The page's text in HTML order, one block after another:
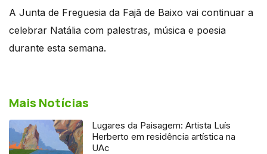
A Junta de Freguesia da Fajã de Baixo vai continuar a
celebrar Natália com palestras, música e poesia
durante esta semana.
Mais Notícias
Lugares da Paisagem: Artista Luís
Herberto em residência artística na
UAc